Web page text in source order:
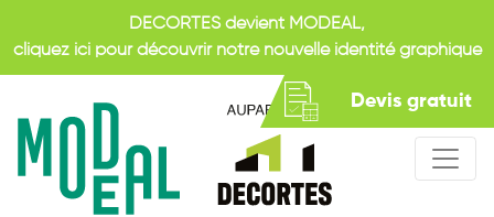
DECORTES devient MODEAL,
cliquez ici pour découvrir notre nouvelle identité graphique
Devis gratuit